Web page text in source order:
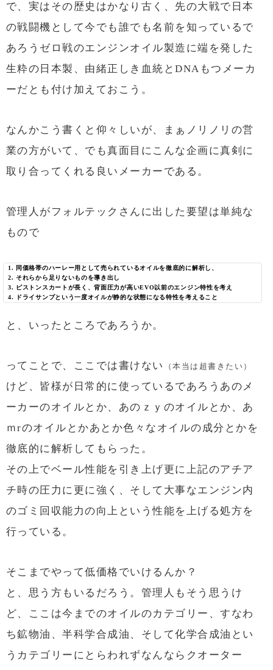
で、実はその歴史はかなり古く、先の大戦で日本
の戦闘機として今でも誰でも名前を知っているで
あろうゼロ戦のエンジンオイル製造に端を発した
生粋の日本製、由緒正しき血統とDNAもつメーカ
ーだとも付け加えておこう。
なんかこう書くと仰々しいが、まぁノリノリの営
業の方がいて、でも真面目にこんな企画に真剣に
取り合ってくれる良いメーカーである。
管理人がフォルテックさんに出した要望は単純な
もので
同価格帯のハーレー用として売られているオイルを徹底的に解析し、
それらから足りないものを導き出し
ピストンスカートが長く、背面圧力が高いEVO以前のエンジン特性を考え
ドライサンプという一度オイルが静的な状態になる特性を考えること
と、いったところであろうか。
ってことで、ここでは書けない （本当は超書きたい）
けど、皆様が日常的に使っているであろうあのメ
ーカーのオイルとか、あのｚｙのオイルとか、あ
ｍrのオイルとかあとか色々なオイルの成分とかを
徹底的に解析してもらった。
その上でベール性能を引き上げ更に上記のアチア
チ時の圧力に更に強く、そして大事なエンジン内
のゴミ回収能力の向上という性能を上げる処方を
行っている。
そこまでやって低価格でいけるんか？
と、思う方もいるだろう。管理人もそう思うけ
ど、ここは今までのオイルのカテゴリー、すなわ
ち鉱物油、半科学合成油、そして化学合成油とい
うカテゴリーにとらわれずなんならクオーター